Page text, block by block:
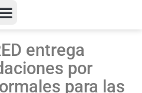
entrega
por
para las